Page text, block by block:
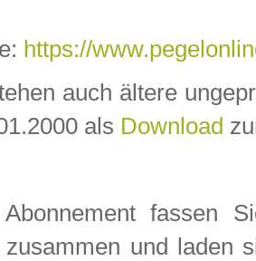
https://
auch ältere
als Download
fassen
zusammen und laden